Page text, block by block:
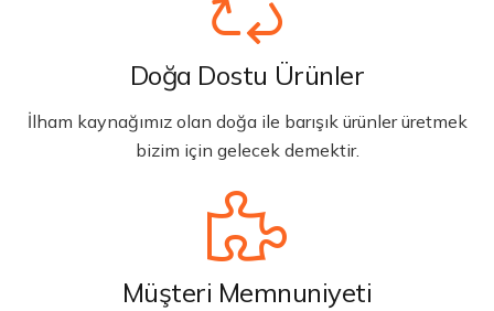
Doğa Dostu Ürünler
İlham kaynağımız olan doğa ile barışık ürünler üretmek
bizim için gelecek demektir.
Müşteri Memnuniyeti